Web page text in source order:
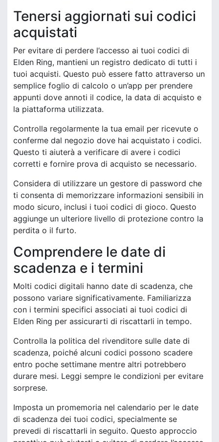
Tenersi aggiornati sui codici
acquistati
Per evitare di perdere l’accesso ai tuoi codici di
Elden Ring, mantieni un registro dedicato di tutti i
tuoi acquisti. Questo può essere fatto attraverso un
semplice foglio di calcolo o un’app per prendere
appunti dove annoti il codice, la data di acquisto e
la piattaforma utilizzata.
Controlla regolarmente la tua email per ricevute o
conferme dal negozio dove hai acquistato i codici.
Questo ti aiuterà a verificare di avere i codici
corretti e fornire prova di acquisto se necessario.
Considera di utilizzare un gestore di password che
ti consenta di memorizzare informazioni sensibili in
modo sicuro, inclusi i tuoi codici di gioco. Questo
aggiunge un ulteriore livello di protezione contro la
perdita o il furto.
Comprendere le date di
scadenza e i termini
Molti codici digitali hanno date di scadenza, che
possono variare significativamente. Familiarizza
con i termini specifici associati ai tuoi codici di
Elden Ring per assicurarti di riscattarli in tempo.
Controlla la politica del rivenditore sulle date di
scadenza, poiché alcuni codici possono scadere
entro poche settimane mentre altri potrebbero
durare mesi. Leggi sempre le condizioni per evitare
sorprese.
Imposta un promemoria nel calendario per le date
di scadenza dei tuoi codici, specialmente se
prevedi di riscattarli in seguito. Questo approccio